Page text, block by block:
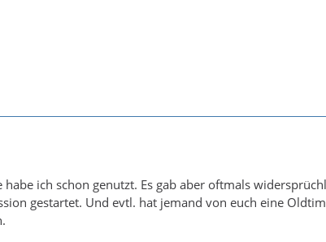
habe ich schon genutzt. Es gab aber oftmals
gestartet. Und evtl. hat jemand von euch eine